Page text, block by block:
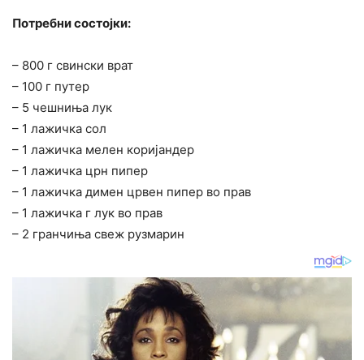
Потребни состојки:
– 800 г свински врат
– 100 г путер
– 5 чешниња лук
– 1 лажичка сол
– 1 лажичка мелен коријандер
– 1 лажичка црн пипер
– 1 лажичка димен црвен пипер во прав
– 1 лажичка г лук во прав
– 2 гранчиња свеж рузмарин